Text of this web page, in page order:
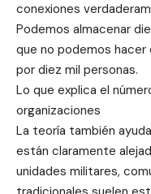
conexiones
Podemos almacenar
que no podemos
por diez mil personas.
Lo que explica el
organizaciones
La teoría también
están claramente
unidades militares,